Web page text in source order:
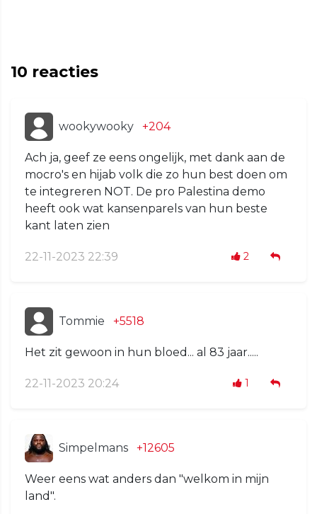
10 reacties
wookywooky +204
Ach ja, geef ze eens ongelijk, met dank aan de
mocro's en hijab volk die zo hun best doen om
te integreren NOT. De pro Palestina demo
heeft ook wat kansenparels van hun beste
kant laten zien
22-11-2023 22:39 2
Tommie +5518
Het zit gewoon in hun bloed... al 83 jaar.....
22-11-2023 20:24 1
Simpelmans +12605
Weer eens wat anders dan "welkom in mijn
land".